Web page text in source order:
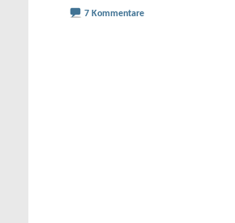
7 Kommentare